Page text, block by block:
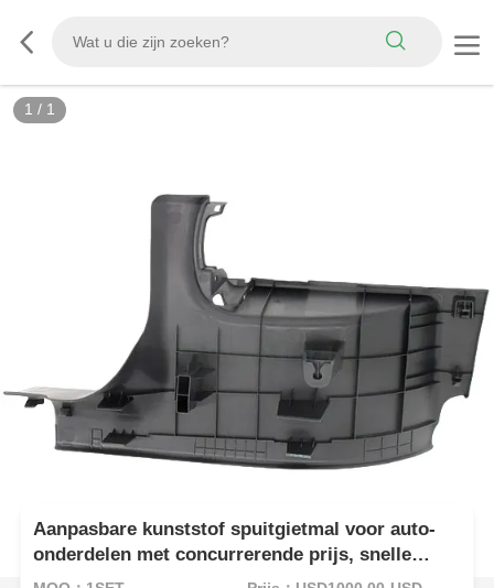
1 / 1
Aanpasbare kunststof spuitgietmal voor auto-
onderdelen met concurrerende prijs, snelle
matrijsfabricage en strikte kwaliteitscontrole